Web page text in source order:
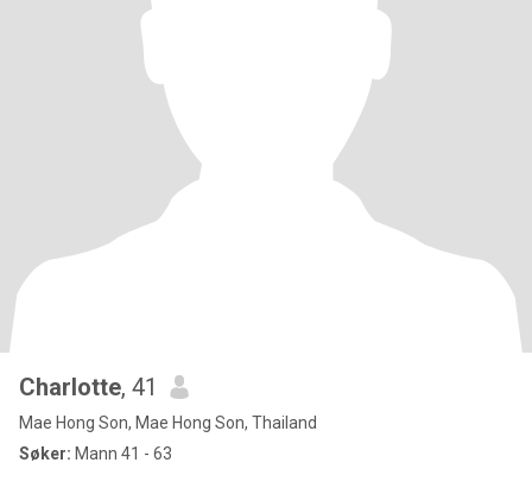
Charlotte, 41
Mae Hong Son, Mae Hong Son, Thailand
Søker: Mann 41 - 63